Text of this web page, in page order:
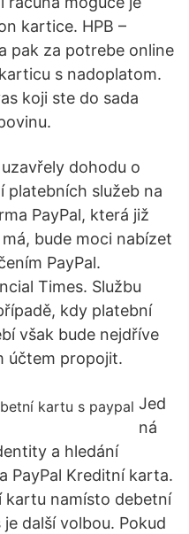
kartice. HPB –
pak za potrebe online
s nadoplatom.
koji ste do sada
dohodu o
platebních služeb na
PayPal, která již
bude moci nabízet
PayPal.
Times. Službu
kdy platební
však bude nejdříve
účtem propojit.
Jed
ná
a hledání
PayPal Kreditní karta.
kartu namísto debetní
další volbou. Pokud